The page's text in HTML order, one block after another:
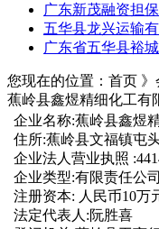
广东新茂融资担
五华县龙兴运输
广东省五华县裕
您现在的位置：首页 》
蕉岭县鑫煜精细化工有
企业名称:蕉岭县鑫煜
住所:蕉岭县文福镇屯
企业法人营业执照
企业类型:有限责任公司
注册资本: 人民币10万
法定代表人:阮胜喜